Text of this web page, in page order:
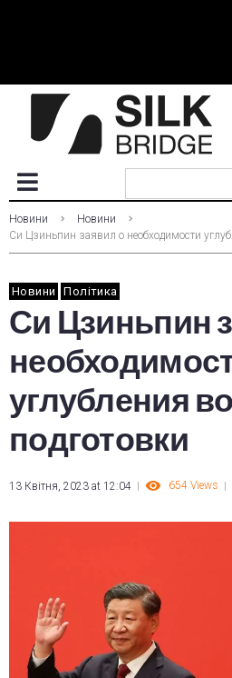
Новини
Новини
Си Цзиньпин заявил о необходимости
Новини Політика
Си Цзиньпин
углубления
подготовки
13 Квітня, 2023 at 12:04 654 Views